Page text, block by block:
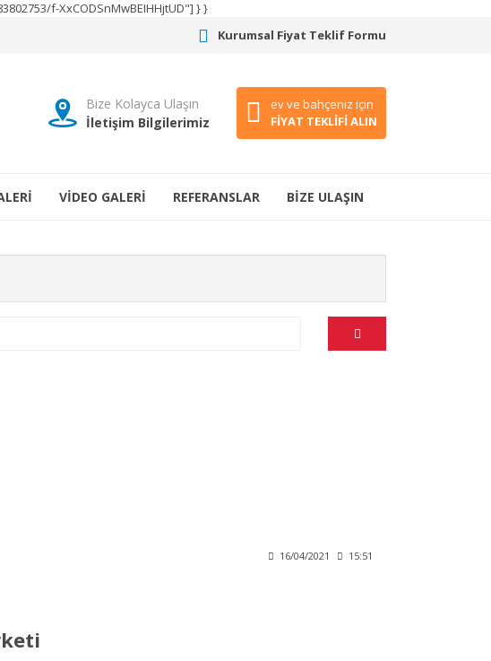
f-XxCODSnMwBEIHHjtUD"] } }
Kurumsal Fiyat Teklif Formu
Bize Kolayca Ulaşın
İletişim Bilgilerimiz
ev ve bahçeniz için
FİYAT TEKLİFİ ALIN
VİDEO GALERİ REFERANSLAR BİZE ULAŞIN
16/04/2021 15:51